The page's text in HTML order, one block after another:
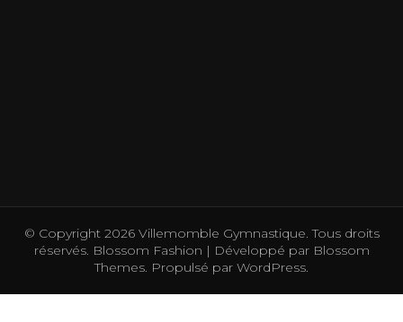
© Copyright 2026 Villemomble Gymnastique . Tous droits
réservés. Blossom Fashion | Développé parBlossom
Themes . Propulsé par WordPress